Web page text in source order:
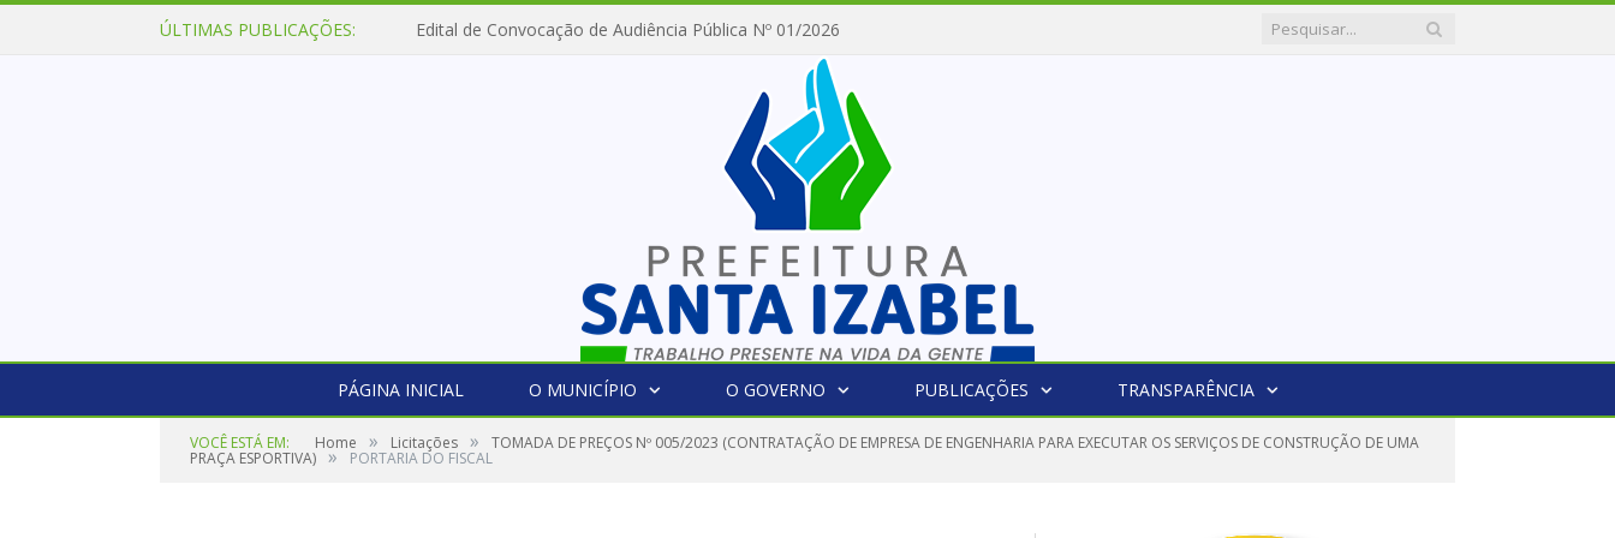
ÚLTIMAS PUBLICAÇÕES: Edital de Convocação de Audiência Pública Nº 01/2026
PÁGINA INICIAL O MUNICÍPIO O GOVERNO PUBLICAÇÕES TRANSPARÊNCIA
VOCÊ ESTÁ EM: Home » Licitações » TOMADA DE PREÇOS Nº 005/2023 (CONTRATAÇÃO DE EMPRESA DE ENGENHARIA PARA EXECUTAR OS SERVIÇOS DE CONSTRUÇÃO DE UMA
PRAÇA ESPORTIVA) » PORTARIA DO FISCAL